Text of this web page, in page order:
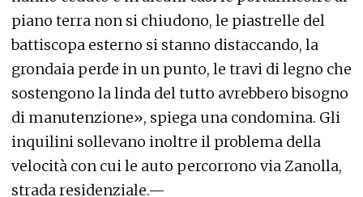
piano terra non si chiudono, le piastrelle del
battiscopa esterno si stanno distaccando, la
grondaia perde in un punto, le travi di legno che
sostengono la linda del tutto avrebbero bisogno
di manutenzione», spiega una condomina. Gli
inquilini sollevano inoltre il problema della
velocità con cui le auto percorrono via Zanolla,
strada residenziale.—